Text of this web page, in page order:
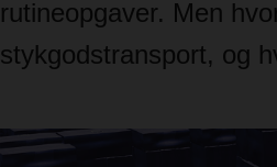
rutineopgaver. Men
stykgodstransport, og